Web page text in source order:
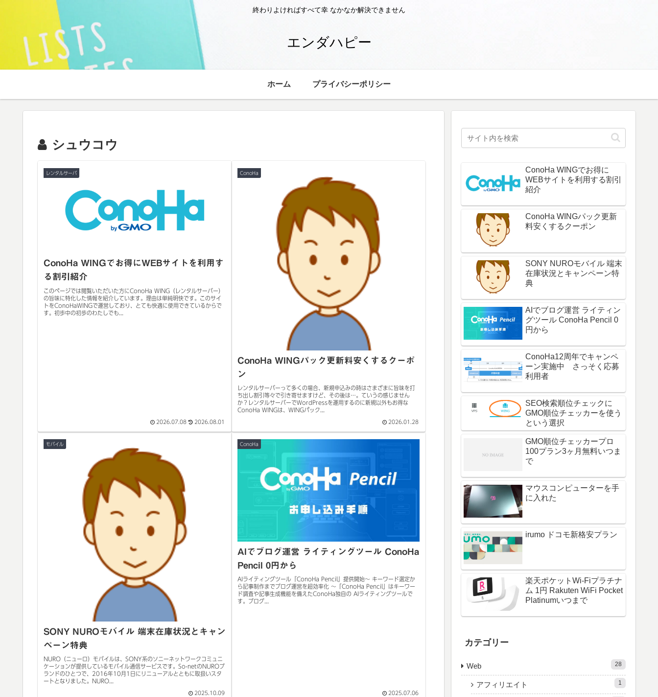
終わりよければすべて幸 なかなか解決できません
エンダハピー
ホーム プライバシーポリシー
シュウコウ
レンタルサーバ
ConoHa WINGでお得にWEBサイトを利用す
る割引紹介
このページでは閲覧いただいた方にConoHa WING（レンタルサーバー）
の旨味に特化した情報を紹介しています。理由は単純明快です。このサイ
トをConoHaWINGで運営しており、とても快適に使用できているからで
す。初歩中の初歩のわたしでも...
2026.07.08 2026.08.01
ConoHa
ConoHa WINGパック更新料安くするクーポ
ン
レンタルサーバーって多くの場合、新規申込みの時はさまざまに旨味を打
ち出し割引等々で引き寄せますけど、その後は…。ていうの感じません
か？レンタルサーバーでWordPressを運用するのに新規以外もお得な
ConoHa WINGは、WINGパック...
2026.01.28
モバイル
SONY NUROモバイル 端末在庫状況とキャン
ペーン特典
NURO（ニューロ）モバイルは、SONY系のソニーネットワークコミュニ
ケーションが提供しているモバイル通信サービスです。So-netのNUROブ
ランドのひとつで、2016年10月1日にリニューアルとともに取扱いスタ
ートとなりました。NURO...
2025.10.09
ConoHa
AIでブログ運営 ライティングツール ConoHa
Pencil 0円から
AIライティングツール『ConoHa Pencil』提供開始～ キーワード選定か
ら記事制作までブログ運営を超効率化 ～「ConoHa Pencil」はキーワー
ド調査や記事生成機能を備えたConoHa独自の AIライティングツールで
す。ブログ...
2025.07.06
ConoHa WINGでお得に
WEBサイトを利用する割引
紹介
ConoHa WINGパック更新
料安くするクーポン
SONY NUROモバイル 端末
在庫状況とキャンペーン特
典
AIでブログ運営 ライティン
グツール ConoHa Pencil 0
円から
ConoHa12周年でキャンペ
ーン実施中 さっそく応募
利用者
SEO検索順位チェックに
GMO順位チェッカーを使う
という選択
GMO順位チェッカープロ
100プラン3ヶ月無料いつま
で
マウスコンピューターを手
に入れた
irumo ドコモ新格安プラン
楽天ポケットWi-Fiプラチナ
ム 1円 Rakuten WiFi Pocket
Platinumいつまで
カテゴリー
Web 28
アフィリエイト 1